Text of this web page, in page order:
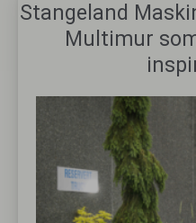
Stangeland
Multimur